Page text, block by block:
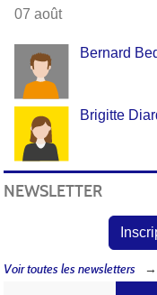
07 août
Bernard
Brigitte
NEWSLETTER
Voir toutes les newsletters